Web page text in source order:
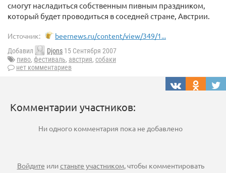
смогут насладиться собственным пивным праздником,
который будет проводиться в соседней стране, Австрии.
Источник: beernews.ru/content/view/349/1...
Добавил Djons 15 Сентября 2007
пиво, фестиваль, австрия, собаки
нет комментариев
Комментарии участников:
Ни одного комментария пока не добавлено
Войдите илистаньте участником, чтобы комментировать